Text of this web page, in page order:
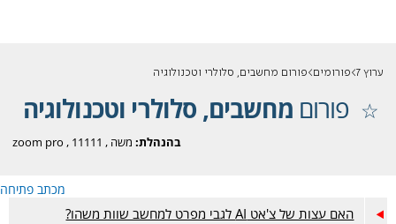
ערוץ 7 פורומים פורום מחשבים, סלולרי וטכנולוגיה
פורום מחשבים, סלולרי וטכנולוגיה
בהנהלת: משה ,
11111
,
zoom pro
מכתב פתיחה
האם עצות של צ'אט AI לגבי מפרט למחשב שוות משהו?